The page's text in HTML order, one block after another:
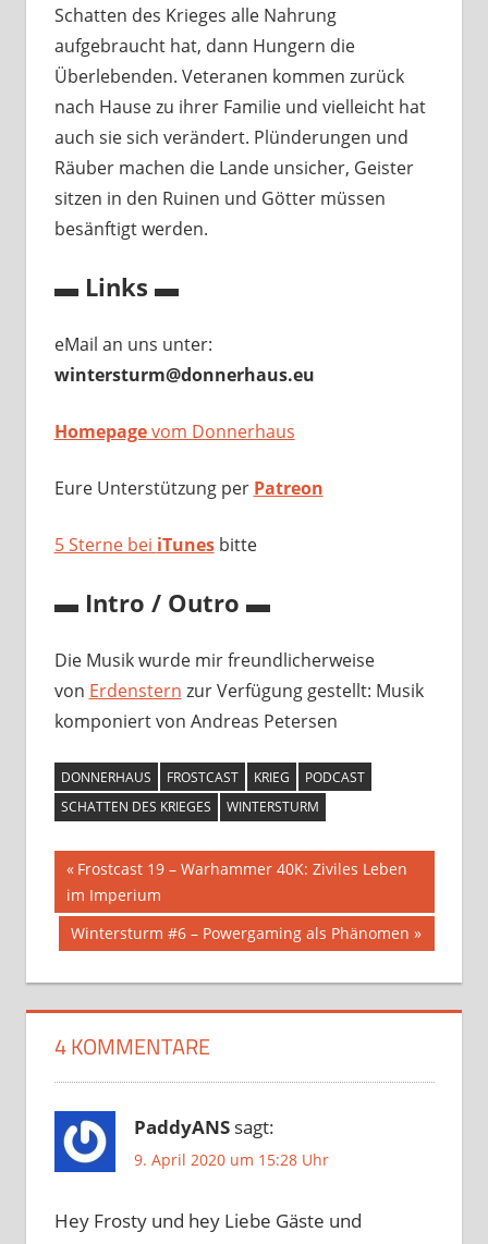
Schatten des Krieges alle Nahrung
aufgebraucht hat, dann Hungern die
Überlebenden. Veteranen kommen zurück
nach Hause zu ihrer Familie und vielleicht hat
auch sie sich verändert. Plünderungen und
Räuber machen die Lande unsicher, Geister
sitzen in den Ruinen und Götter müssen
besänftigt werden.
▬ Links ▬
eMail an uns unter:
wintersturm@donnerhaus.eu
Homepagevom Donnerhaus
Eure Unterstützung per Patreon
5 Sterne bei iTunesbitte
▬ Intro / Outro ▬
Die Musik wurde mir freundlicherweise
von Erdenstern zur Verfügung gestellt: Musik
komponiert von Andreas Petersen
DONNERHAUS FROSTCAST KRIEG
PODCAST
SCHATTEN DES KRIEGES
WINTERSTURM
Beitragsnavigation
Vorheriger
Beitrag:
Frostcast 19 – Warhammer 40K: Ziviles Leben
im Imperium
Nächster
Beitrag:
Wintersturm #6 – Powergaming als Phänomen
4 KOMMENTARE
PaddyANS sagt:
9. April 2020 um 15:28 Uhr
Hey Frosty und hey Liebe Gäste und